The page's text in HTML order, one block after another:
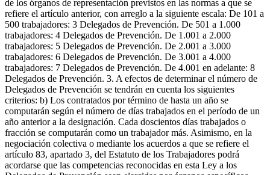
de los órganos de representación previstos en las normas a que se
refiere el artículo anterior, con arreglo a la siguiente escala: De 101 a
500 trabajadores: 3 Delegados de Prevención. De 501 a 1.000
trabajadores: 4 Delegados de Prevención. De 1.001 a 2.000
trabajadores: 5 Delegados de Prevención. De 2.001 a 3.000
trabajadores: 6 Delegados de Prevención. De 3.001 a 4.000
trabajadores: 7 Delegados de Prevención. De 4.001 en adelante: 8
Delegados de Prevención. 3. A efectos de determinar el número de
Delegados de Prevención se tendrán en cuenta los siguientes
criterios: b) Los contratados por término de hasta un año se
computarán según el número de días trabajados en el período de un
año anterior a la designación. Cada doscientos días trabajados o
fracción se computarán como un trabajador más. Asimismo, en la
negociación colectiva o mediante los acuerdos a que se refiere el
artículo 83, apartado 3, del Estatuto de los Trabajadores podrá
acordarse que las competencias reconocidas en esta Ley a los